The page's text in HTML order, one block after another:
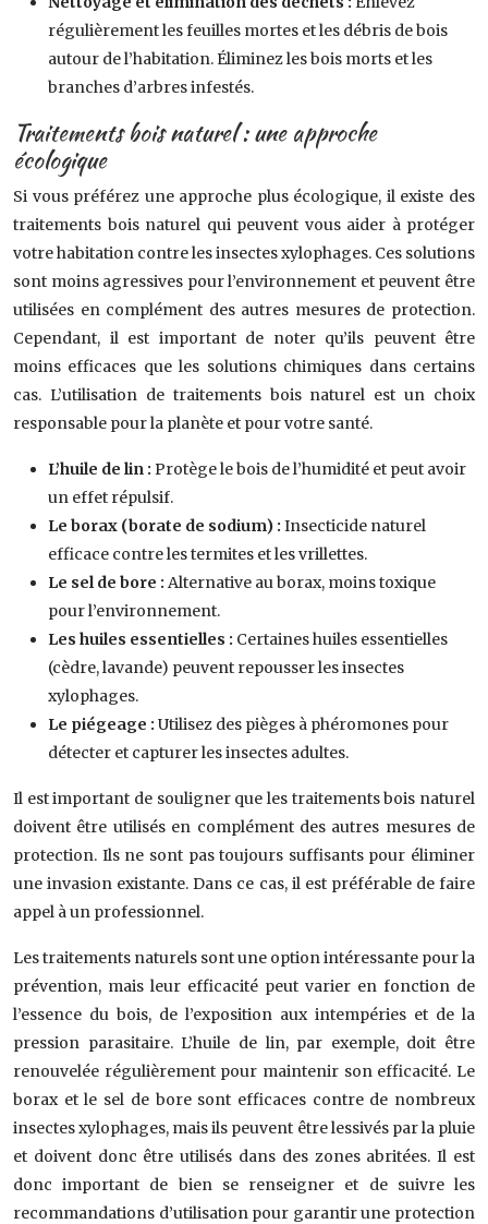
régulièrement les feuilles mortes et les débris de bois
autour de l’habitation. Éliminez les bois morts et les
branches d’arbres infestés.
Traitements bois naturel : une approche
écologique
Si vous préférez une approche plus écologique, il existe des
traitements bois naturel qui peuvent vous aider à protéger
votre habitation contre les insectes xylophages. Ces solutions
sont moins agressives pour l’environnement et peuvent être
utilisées en complément des autres mesures de protection.
Cependant, il est important de noter qu’ils peuvent être
moins efficaces que les solutions chimiques dans certains
cas. L’utilisation de traitements bois naturel est un choix
responsable pour la planète et pour votre santé.
L’huile de lin : Protège le bois de l’humidité et peut avoir
un effet répulsif.
Le borax (borate de sodium) : Insecticide naturel
efficace contre les termites et les vrillettes.
Le sel de bore : Alternative au borax, moins toxique
pour l’environnement.
Les huiles essentielles : Certaines huiles essentielles
(cèdre, lavande) peuvent repousser les insectes
xylophages.
Le piégeage : Utilisez des pièges à phéromones pour
détecter et capturer les insectes adultes.
Il est important de souligner que les traitements bois naturel
doivent être utilisés en complément des autres mesures de
protection. Ils ne sont pas toujours suffisants pour éliminer
une invasion existante. Dans ce cas, il est préférable de faire
appel à un professionnel.
Les traitements naturels sont une option intéressante pour la
prévention, mais leur efficacité peut varier en fonction de
l’essence du bois, de l’exposition aux intempéries et de la
pression parasitaire. L’huile de lin, par exemple, doit être
renouvelée régulièrement pour maintenir son efficacité. Le
borax et le sel de bore sont efficaces contre de nombreux
insectes xylophages, mais ils peuvent être lessivés par la pluie
et doivent donc être utilisés dans des zones abritées. Il est
donc important de bien se renseigner et de suivre les
recommandations d’utilisation pour garantir une protection